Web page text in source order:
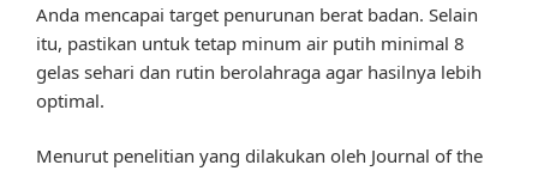
Anda mencapai target penurunan berat badan. Selain
itu, pastikan untuk tetap minum air putih minimal 8
gelas sehari dan rutin berolahraga agar hasilnya lebih
optimal.
Menurut penelitian yang dilakukan oleh Journal of the